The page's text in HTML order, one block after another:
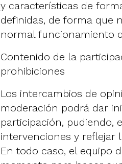
y características de
definidas, de forma que
normal funcionamiento
Contenido de la
prohibiciones
Los intercambios de
moderación podrá dar
participación, pudiendo,
intervenciones y reflejar
En todo caso, el equipo